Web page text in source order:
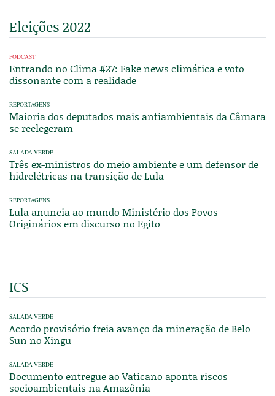
Eleições 2022
PODCAST
Entrando no Clima #27: Fake news climática e voto
dissonante com a realidade
REPORTAGENS
Maioria dos deputados mais antiambientais da Câmara
se reelegeram
SALADA VERDE
Três ex-ministros do meio ambiente e um defensor de
hidrelétricas na transição de Lula
REPORTAGENS
Lula anuncia ao mundo Ministério dos Povos
Originários em discurso no Egito
ICS
SALADA VERDE
Acordo provisório freia avanço da mineração de Belo
Sun no Xingu
SALADA VERDE
Documento entregue ao Vaticano aponta riscos
socioambientais na Amazônia